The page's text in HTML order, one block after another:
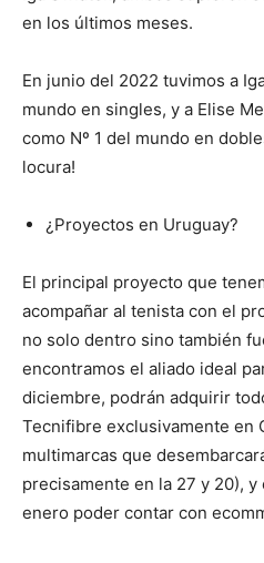
en los últimos meses.
En junio del 2022 tuvimos a
mundo en singles, y a Elise
como Nº 1 del mundo en
locura!
¿Proyectos en Uruguay?
El principal proyecto que
acompañar al tenista con el
no solo dentro sino también
encontramos el aliado ideal
diciembre, podrán adquirir
Tecnifibre exclusivamente en
multimarcas que
precisamente en la 27 y 20),
enero poder contar con